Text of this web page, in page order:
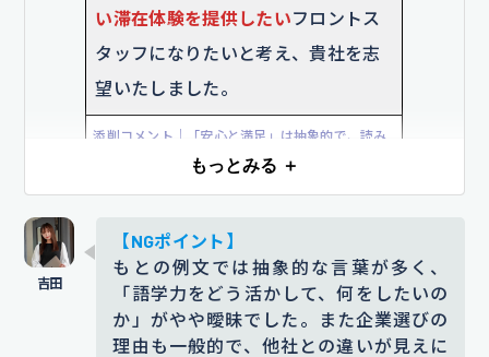
ている点に魅力を感じました 。細や
かな気配りや一貫した接客品質に共
感し、 ここでなら自分の強みを活か
して成長できると感じました私もこ
れまでの接客経験を活かしつつ、さ
添削コメント｜「リピーターが多い」などの表現
では惹かれる理由として妥当だと感じづらく、志
望理由として弱い印象を受けます。そこで、企業
の接客スタイルに具体的な共感を示し、自身の経
い滞在体験を提供したいフロントス
タッフになりたいと考え、貴社を志
望いたしました。
添削コメント｜「安心と満足」は抽象的で、読み
手が受け取る印象にばらつきが出る可能性がある
う表現を使うことで、フロント職としての貢献イ
メージが具体的に伝わるようにしました。
【根拠となるエピソード】
中学生の頃から英語に興味があり、
もっとみる ＋
【NGポイント】
もとの例文では抽象的な言葉が多く、
「語学力をどう活かして、何をしたいの
か」がやや曖昧でした。また企業選びの
理由も一般的で、他社との違いが見えに